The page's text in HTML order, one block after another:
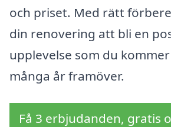
och priset. Med rätt
din renovering att bli en
upplevelse som du
många år framöver.
Få 3 erbjudanden, gratis